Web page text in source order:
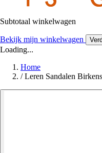
Subtotaal winkelwagen
Bekijk mijn winkelwagen
Loading...
Home
/ Leren Sandalen